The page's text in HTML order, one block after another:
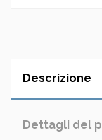
Descrizione
Dettagli del